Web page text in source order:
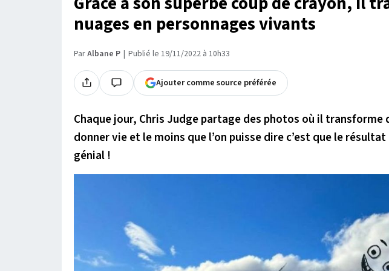
nuages en personnages vivants
ParAlbane P Publié le 19/11/2022 à 10h33
Ajouter comme source préférée
Chaque jour, Chris Judge partage des photos où il transforme
donner vie et le moins que l’on puisse dire c’est que le
génial !